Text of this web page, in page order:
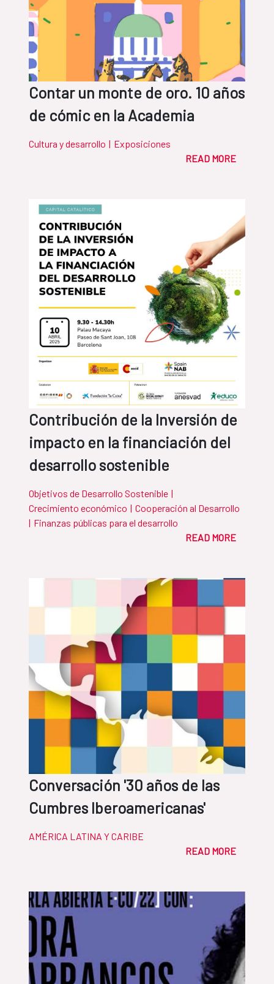
Contar un monte de oro. 10 años
de cómic en la Academia
Cultura y desarrollo | Exposiciones
READ MORE
Contribución de la Inversión de
impacto en la financiación del
desarrollo sostenible
Objetivos de Desarrollo Sostenible |
Crecimiento económico | Cooperación al Desarrollo
| Finanzas públicas para el desarrollo
READ MORE
Conversación '30 años de las
Cumbres Iberoamericanas'
AMÉRICA LATINA Y CARIBE
READ MORE